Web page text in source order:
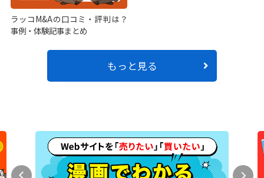
ラッコM&Aの口コミ・評判は？
事例・体験記事まとめ
もっと見る